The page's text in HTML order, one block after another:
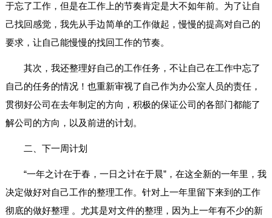
于忘了工作，但是在工作上的节奏肯定是大不如年前。为了让自
己找回感觉，我先从手边简单的工作做起，慢慢的提高对自己的
要求，让自己能慢慢的找回工作的节奏。
其次，我还整理好自己的工作任务，不让自己在工作中忘了
自己的任务的情况！也重新审视了自己作为办公室人员的责任，
贯彻好公司在去年制定的方向，积极的保证公司的各部门都能了
解公司的方向，以及前进的计划。
二、下一周计划
“一年之计在于春，一日之计在于晨”，在这全新的一年里，我
决定做好对自己工作的整理工作。针对上一年里留下来到的工作
彻底的做好整理 。尤其是对文件的整理，因为上一年有不少的新